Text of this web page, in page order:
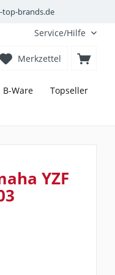
top-brands.de
Service/Hilfe
Merkzettel
B-Ware Topseller
YZF